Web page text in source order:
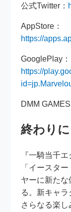
公式Twitter：
AppStore：
https://
GooglePlay：
https://
DMM GAMES
終わりに
『一騎当千
「イースタ
ヤーに新た
る。新キャラ
さらなる楽